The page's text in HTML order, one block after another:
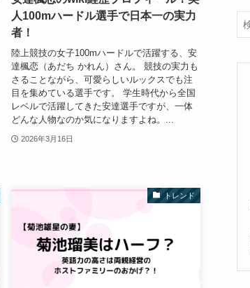
人100mハードル選手で日本一の実力
者！
陸上競技の女子100mハードルで活躍する、安
達楓恋（あだち かれん）さん。 競技の実力も
さることながら、可愛らしいルックスでも注
目を集めている選手です。 学生時代から全国
レベルで活躍してきた安達選手ですが、一体
どんな人物なのか気になりますよね。...
2026年3月16日
トレンド